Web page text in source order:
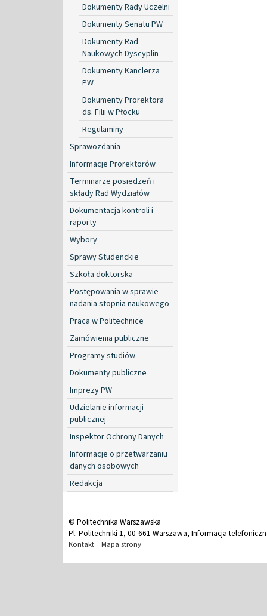
Dokumenty Rady Uczelni
Dokumenty Senatu PW
Dokumenty Rad
Naukowych Dyscyplin
Dokumenty Kanclerza
PW
Dokumenty Prorektora
ds. Filii w Płocku
Regulaminy
Sprawozdania
Informacje Prorektorów
Terminarze posiedzeń i
składy Rad Wydziałów
Dokumentacja kontroli i
raporty
Wybory
Sprawy Studenckie
Szkoła doktorska
Postępowania w sprawie
nadania stopnia naukowego
Praca w Politechnice
Zamówienia publiczne
Programy studiów
Dokumenty publiczne
Imprezy PW
Udzielanie informacji
publicznej
Inspektor Ochrony Danych
Informacje o przetwarzaniu
danych osobowych
Redakcja
© Politechnika Warszawska
Pl. Politechniki 1, 00-661 Warszawa, Informacja
Kontakt Mapa strony